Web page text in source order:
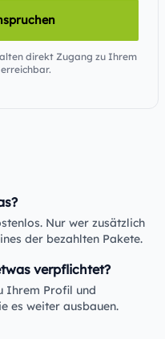
direkt Zugang zu Ihrem
Nur wer zusätzlich
der bezahlten Pakete.
verpflichtet?
Ihrem Profil und
es weiter ausbauen.